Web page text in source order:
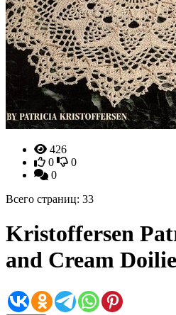
426
0
0
0
Всего страниц: 33
Kristoffersen
and Cream